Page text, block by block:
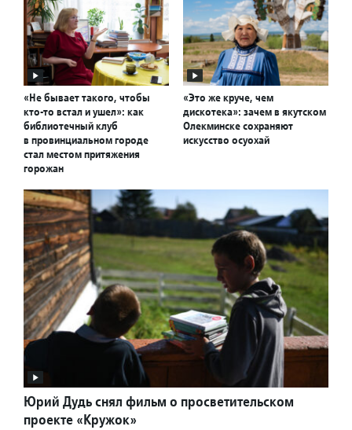
«Не бывает такого, чтобы
кто-то встал и ушел»: как
библиотечный клуб
в провинциальном городе
стал местом притяжения
горожан
«Это же круче, чем
дискотека»: зачем в якутском
Олекминске сохраняют
искусство осуохай
Юрий Дудь снял фильм о просветительском
проекте «Кружок»